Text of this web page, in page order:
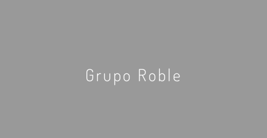
Grupo Roble